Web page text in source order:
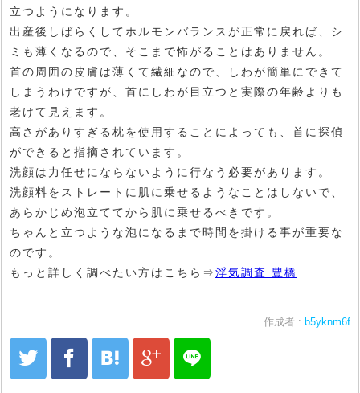
立つようになります。
出産後しばらくしてホルモンバランスが正常に戻れば、シ
ミも薄くなるので、そこまで怖がることはありません。
首の周囲の皮膚は薄くて繊細なので、しわが簡単にできて
しまうわけですが、首にしわが目立つと実際の年齢よりも
老けて見えます。
高さがありすぎる枕を使用することによっても、首に探偵
ができると指摘されています。
洗顔は力任せにならないように行なう必要があります。
洗顔料をストレートに肌に乗せるようなことはしないで、
あらかじめ泡立ててから肌に乗せるべきです。
ちゃんと立つような泡になるまで時間を掛ける事が重要な
のです。
もっと詳しく調べたい方はこちら⇒浮気調査 豊橋
作成者 : b5yknm6f